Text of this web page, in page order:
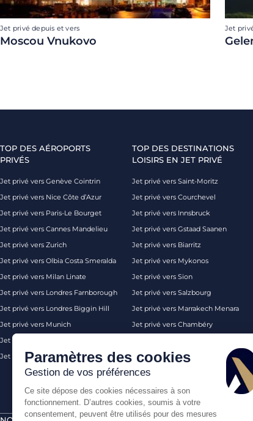
Jet privé depuis et vers
Moscou Vnukovo
Jet
TOP DES AÉROPORTS
PRIVÉS
Jet privé vers Genève Cointrin
Jet privé vers Nice Côte d’Azur
Jet privé vers Paris-Le Bourget
Jet privé vers Cannes Mandelieu
Jet privé vers Zurich
Jet privé vers Olbia Costa Smeralda
Jet privé vers Milan Linate
Jet privé vers Londres Farnborough
Jet privé vers Londres Biggin Hill
Jet privé vers Munich
Jet privé vers Monaco
Jet privé vers Palma de Majorque
TOP DES DESTINATIONS
LOISIRS EN JET PRIVÉ
Jet privé vers Saint-Moritz
Jet privé vers Courchevel
Jet privé vers Innsbruck
Jet privé vers Gstaad Saanen
Jet privé vers Biarritz
Jet privé vers Mykonos
Jet privé vers Sion
Jet privé vers Salzbourg
Jet privé vers Marrakech Menara
Jet privé vers Chambéry
Jet privé vers Londres
Paramètres des cookies
Gestion de vos préférences
Ce site dépose des cookies nécessaires à son
fonctionnement. D’autres cookies, soumis à votre
consentement, peuvent être utilisés pour des mesures